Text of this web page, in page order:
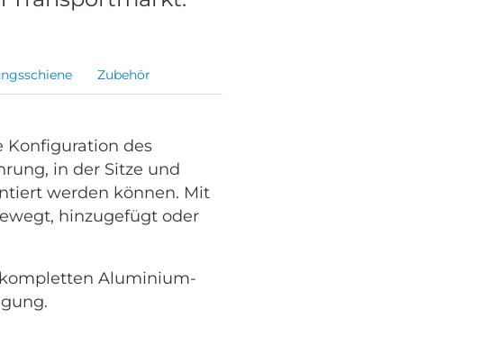
Zubehör
Konfiguration des
in der Sitze und
werden können. Mit
hinzugefügt oder
Aluminium-